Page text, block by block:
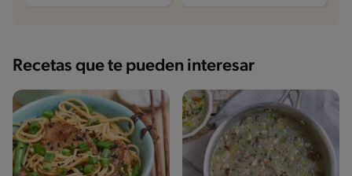
Recetas que te pueden interesar